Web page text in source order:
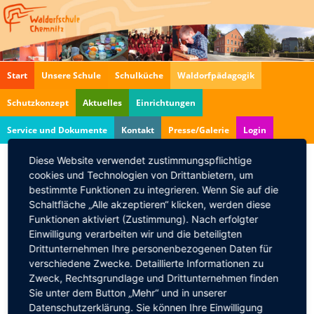
Start Unsere Schule Schulküche Waldorfpädagogik
Schutzkonzept Aktuelles Einrichtungen
Service und Dokumente Kontakt Presse/Galerie Login
Vorschule
13.03.2018, 15:00–16:30
Liebe Eltern,
wir heißen alle Schulanfänger 2018/19 zur
diesjährigen Vorschule willkommen.
Dienstags zwischen 15:00 und 16:30 Uhr machen die
Kinder ihre ersten Erfahrungen im Klassenverband.
Diese Website verwendet zustimmungspflichtige
cookies und Technologien von Drittanbietern, um
bestimmte Funktionen zu integrieren. Wenn Sie auf die
Schaltfläche „Alle akzeptieren“ klicken, werden diese
Funktionen aktiviert (Zustimmung). Nach erfolgter
Einwilligung verarbeiten wir und die beteiligten
Drittunternehmen Ihre personenbezogenen Daten für
verschiedene Zwecke. Detaillierte Informationen zu
Zweck, Rechtsgrundlage und Drittunternehmen finden
Sie unter dem Button „Mehr“ und in unserer
Datenschutzerklärung. Sie können Ihre Einwilligung